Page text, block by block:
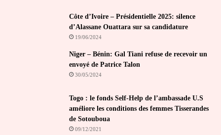
Côte d’Ivoire – Présidentielle 2025: silence
d’Alassane Ouattara sur sa candidature
19/06/2024
Niger – Bénin: Gal Tiani refuse de recevoir un
envoyé de Patrice Talon
30/05/2024
Togo : le fonds Self-Help de l’ambassade U.S
améliore les conditions des femmes Tisserandes
de Sotouboua
09/12/2021